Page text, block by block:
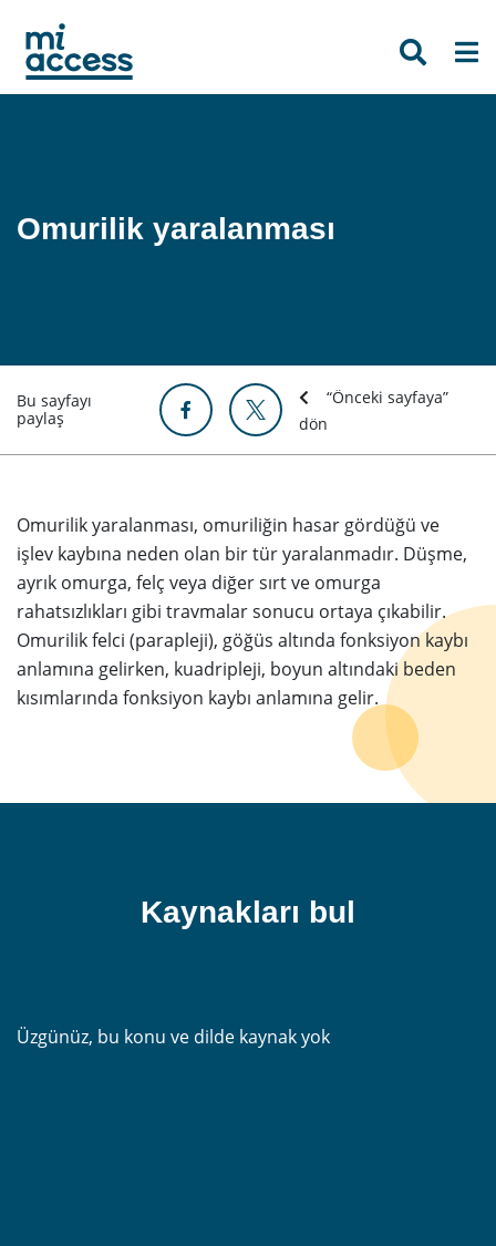
main
content
Omurilik yaralanması
Bu sayfayı
paylaş
“Önceki sayfaya”
dön
Omurilik yaralanması, omuriliğin hasar gördüğü ve
işlev kaybına neden olan bir tür yaralanmadır. Düşme,
ayrık omurga, felç veya diğer sırt ve omurga
rahatsızlıkları gibi travmalar sonucu ortaya çıkabilir.
Omurilik felci (parapleji), göğüs altında fonksiyon kaybı
anlamına gelirken, kuadripleji, boyun altındaki beden
kısımlarında fonksiyon kaybı anlamına gelir.
Kaynakları bul
Üzgünüz, bu konu ve dilde kaynak yok